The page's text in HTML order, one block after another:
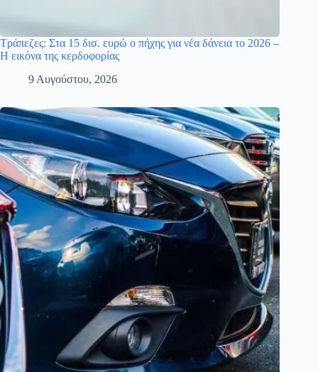
Τράπεζες: Στα 15 δισ. ευρώ ο πήχης για νέα δάνεια το 2026 –
Η εικόνα της κερδοφορίας
9 Αυγούστου, 2026